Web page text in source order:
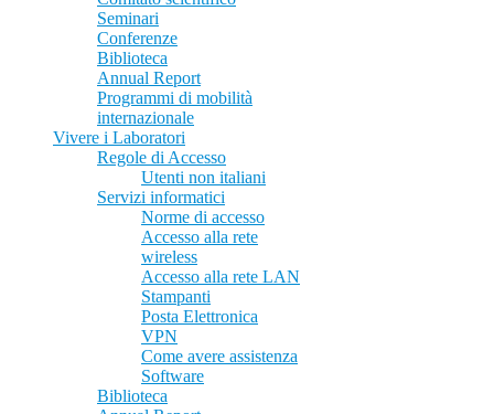
Seminari
Conferenze
Biblioteca
Annual Report
Programmi di mobilità
internazionale
Vivere i Laboratori
Regole di Accesso
Utenti non italiani
Servizi informatici
Norme di accesso
Accesso alla rete
wireless
Accesso alla rete LAN
Stampanti
Posta Elettronica
VPN
Come avere assistenza
Software
Biblioteca